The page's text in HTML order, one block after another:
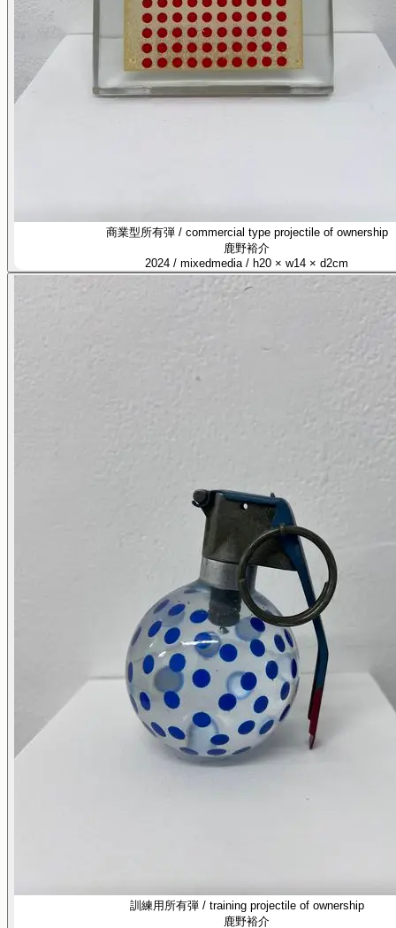
商業型所有弾 / commercial type projectile of ownership
鹿野裕介
2024 / mixedmedia / h20 × w14 × d2cm
訓練用所有弾 / training projectile of ownership
鹿野裕介